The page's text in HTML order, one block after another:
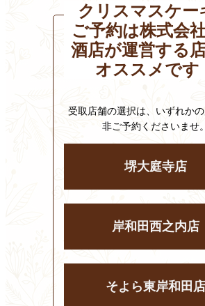
クリスマスケー
ご予約は株式会
酒店が運営する
オススメです
受取店舗の選択は、いずれか
非ご予約くださいませ。
堺大庭寺店
岸和田西之内店
そよら東岸和田店